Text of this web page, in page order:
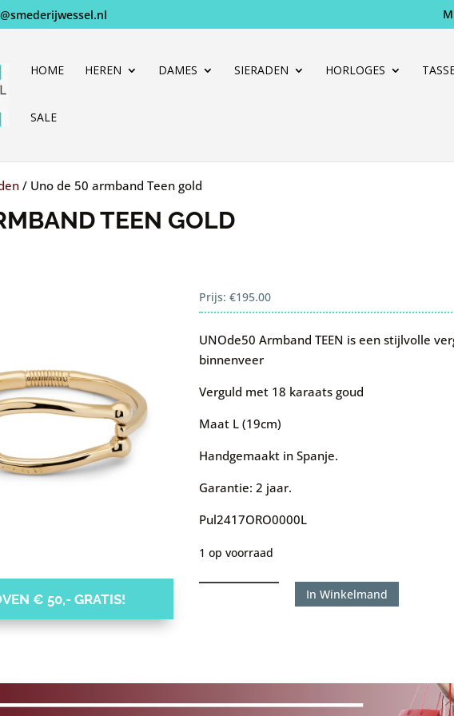
HOME HEREN DAMES SIERADEN HORLOGES
SALE
Producten
/ Uno de 50 armband Teen gold
TEEN GOLD
€ 50,- GRATIS!
Prijs:€195.00
UNOde50 Armband TEEN is een stijlvolle
binnenveer
Verguld met 18 karaats goud
Maat L (19cm)
Handgemaakt in Spanje.
Garantie: 2 jaar.
Pul2417ORO0000L
1 op voorraad
aantal
In Winkelmand